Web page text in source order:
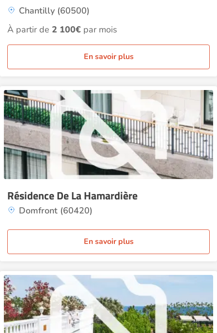
Chantilly (60500)
À partir de 2 100€ par mois
En savoir plus
Résidence De La Hamardière
Domfront (60420)
En savoir plus